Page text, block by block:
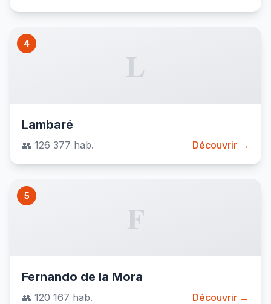
4
L
Lambaré
👥 126 377 hab. Découvrir →
5
F
Fernando de la Mora
👥 120 167 hab. Découvrir →